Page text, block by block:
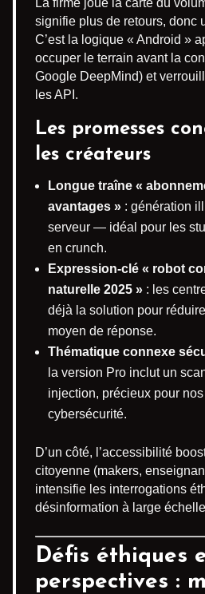
signifie plus de retours, donc
C’est la logique « Android »
occuper le terrain avant la
Google DeepMind) et
les API.
Les promesses
les créateurs
Longue traîne «
avantages » : génération
serveur — idéal pour les
en crunch.
Expression-clé « robot
naturelle 2025 » : les
déjà la solution pour
moyen de réponse.
Thématique connexe
la version Pro inclut un
injection, précieux pour
cybersécurité.
D’un côté, l’accessibilité
citoyenne (makers,
intensifie les interrogations
désinformation à large
Défis éthiques
perspectives :